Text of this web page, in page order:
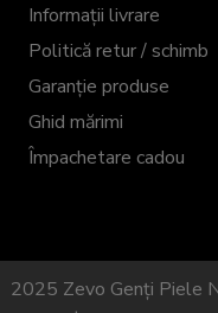
Informații livrare
Politică retur / schimb
Garanție produse
Ghid mărimi
Împachetare cadou
2025 Zevo Genți Piele